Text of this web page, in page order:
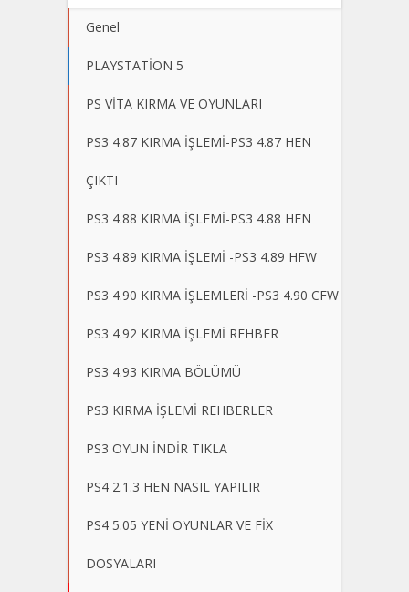
Genel
PLAYSTATİON 5
PS VİTA KIRMA VE OYUNLARI
PS3 4.87 KIRMA İŞLEMİ-PS3 4.87 HEN
ÇIKTI
PS3 4.88 KIRMA İŞLEMİ-PS3 4.88 HEN
PS3 4.89 KIRMA İŞLEMİ -PS3 4.89 HFW
PS3 4.90 KIRMA İŞLEMLERİ -PS3 4.90 CFW
PS3 4.92 KIRMA İŞLEMİ REHBER
PS3 4.93 KIRMA BÖLÜMÜ
PS3 KIRMA İŞLEMİ REHBERLER
PS3 OYUN İNDİR TIKLA
PS4 2.1.3 HEN NASIL YAPILIR
PS4 5.05 YENİ OYUNLAR VE FİX
DOSYALARI